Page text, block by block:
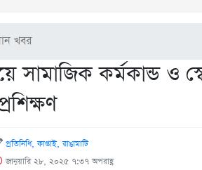
খবর
সামাজিক কর্মকান্ড ও
প্রতিনিধি, কাপ্তাই, রাঙামাটি
জানুয়ারি ২৮, ২০২৫ ৭:৩৭ অপরাহ্ণ